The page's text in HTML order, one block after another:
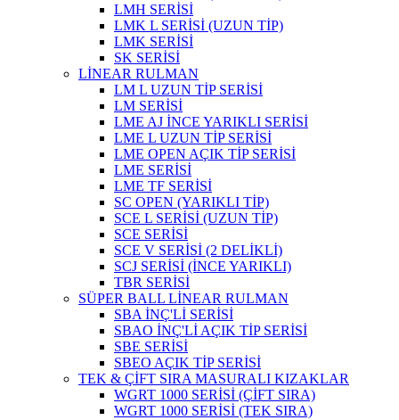
LMH SERİSİ
LMK L SERİSİ (UZUN TİP)
LMK SERİSİ
SK SERİSİ
LİNEAR RULMAN
LM L UZUN TİP SERİSİ
LM SERİSİ
LME AJ İNCE YARIKLI SERİSİ
LME L UZUN TİP SERİSİ
LME OPEN AÇIK TİP SERİSİ
LME SERİSİ
LME TF SERİSİ
SC OPEN (YARIKLI TİP)
SCE L SERİSİ (UZUN TİP)
SCE SERİSİ
SCE V SERİSİ (2 DELİKLİ)
SCJ SERİSİ (İNCE YARIKLI)
TBR SERİSİ
SÜPER BALL LİNEAR RULMAN
SBA İNÇ'Lİ SERİSİ
SBAO İNÇ'Lİ AÇIK TİP SERİSİ
SBE SERİSİ
SBEO AÇIK TİP SERİSİ
TEK & ÇİFT SIRA MASURALI KIZAKLAR
WGRT 1000 SERİSİ (ÇİFT SIRA)
WGRT 1000 SERİSİ (TEK SIRA)